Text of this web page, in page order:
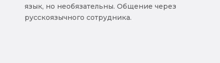
язык, но необязательны. Общение через
русскоязычного сотрудника.